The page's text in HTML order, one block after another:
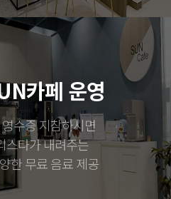
카페 운영
수증 지참하시면
스타가 내려주는
한 무료 음료 제공